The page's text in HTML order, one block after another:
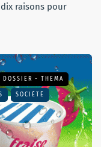
raisons pour
DOSSIER - THEMA
SOCIÉTÉ